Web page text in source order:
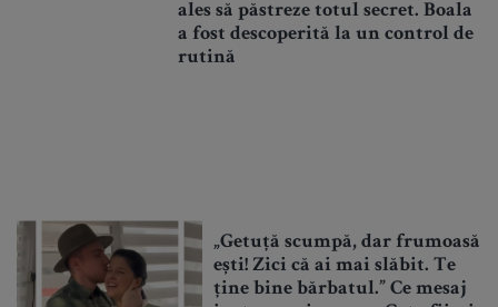
ales să păstreze totul secret. Boala
a fost descoperită la un control de
rutină
„Getuță scumpă, dar frumoasă
ești! Zici că ai mai slăbit. Te
ține bine bărbatul.” Ce mesaj